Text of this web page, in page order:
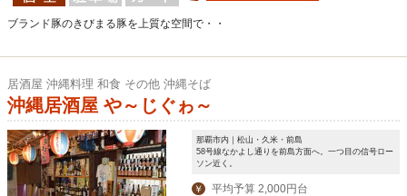
ブランド豚のきびまる豚を上質な空間で・・
居酒屋 沖縄料理 和食 その他 沖縄そば
沖縄居酒屋 や～じぐゎ～
那覇市内｜松山・久米・前島
58号線なかよし通りを前島方面へ。一つ目の信号ロー
ソン近く。
￥ 平均予算 2,000円台